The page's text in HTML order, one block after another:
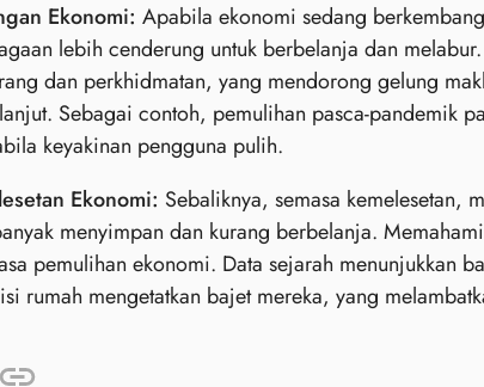
Ekonomi: Apabila ekonomi sedang
lebih cenderung untuk berbelanja dan
dan perkhidmatan, yang mendorong gelung
Sebagai contoh, pemulihan pasca-pandemik
keyakinan pengguna pulih.
Ekonomi: Sebaliknya, semasa kemelesetan,
menyimpan dan kurang berbelanja.
pemulihan ekonomi. Data sejarah menunjukkan
rumah mengetatkan bajet mereka, yang